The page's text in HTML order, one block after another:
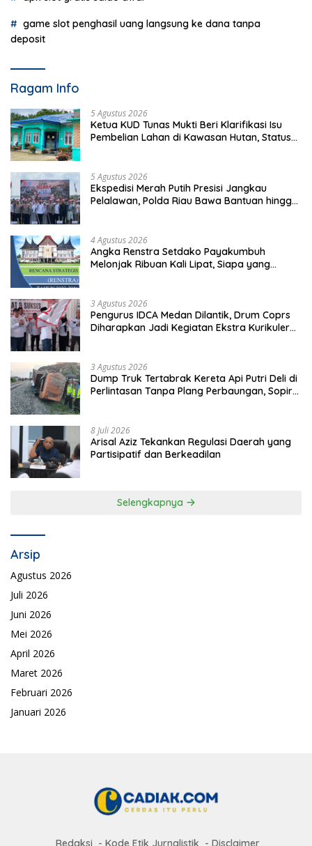
game slot penghasil uang langsung ke dana tanpa
deposit
Ragam Info
5 Agustus 2026
Ketua KUD Tunas Mukti Beri Klarifikasi Isu
Pembelian Lahan di Kawasan Hutan, Status
5 Agustus 2026
Ekspedisi Merah Putih Presisi Jangkau
Pelalawan, Polda Riau Bawa Bantuan hingga
4 Agustus 2026
Angka Renstra Setdako Payakumbuh
Melonjak Ribuan Kali Lipat, Siapa yang
3 Agustus 2026
Pengurus IDCA Medan Dilantik, Drum Coprs
Diharapkan Jadi Kegiatan Ekstra Kurikuler
3 Agustus 2026
Dump Truk Tertabrak Kereta Api Putri Deli di
Perlintasan Tanpa Plang Perbaungan, Sopir
8 Juli 2026
Arisal Aziz Tekankan Regulasi Daerah yang
Partisipatif dan Berkeadilan
Selengkapnya
Arsip
Agustus 2026
Juli 2026
Juni 2026
Mei 2026
April 2026
Maret 2026
Februari 2026
Januari 2026
Redaksi Kode Etik Jurnalistik Disclaimer